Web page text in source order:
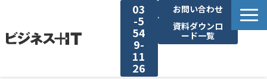
03
-5
54
9-
11
26
お問い合わせ
資料ダウンロ
ード一覧